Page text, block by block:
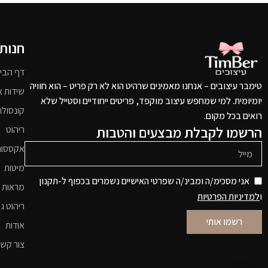
טימבר עיצובים – אנחנו מאמינים שרהיט הוא לא רק פריט – הוא חוויה
יומיומית. למי שמחפש עיצוב מוקפד, פריטים ייחודיים וסטייל שלא
רואים בכל מקום.
הרשמו לקבלת מבצעים והטבות
אני מסכימ/ה ומבינ/ה שפרטי האישיים נשמרים בכפוף ל-תקנון
ולמדיניות הפרטיות
רשמו אותי
דף
שידות
ריהוט
מיטות
ריהוט
אודות
צור